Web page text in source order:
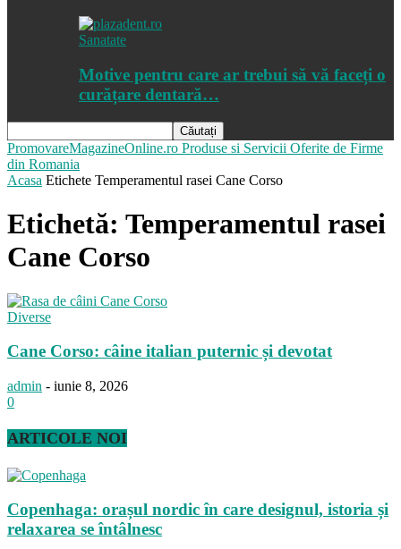
Sanatate
Motive pentru care ar trebui să vă faceți o
curățare dentară…
PromovareMagazineOnline.ro Produse si Servicii Oferite de Firme
din Romania
Acasa Etichete Temperamentul rasei Cane Corso
Etichetă: Temperamentul rasei
Cane Corso
Diverse
Cane Corso: câine italian puternic și devotat
admin - iunie 8, 2026
0
ARTICOLE NOI
Copenhaga: orașul nordic în care designul, istoria și
relaxarea se întâlnesc